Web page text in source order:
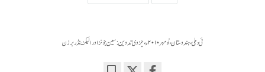
ئی دہلی، ہندوستان، نومبر ۲۰۱۰ء، جزوی تدوینۛ: سین جونز اور الیکزینڈر برزن